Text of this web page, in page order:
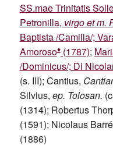
SS.mae Trinitatis
Petronilla, virgo et m.
Baptista /Camilla/;
Amoroso♦(1787);
/Dominicus/; Di
(s. III); Cantius,
Silvius, ep. Tolosan.
(1314); Robertus
(1591); Nicolaus Barré
(1886)